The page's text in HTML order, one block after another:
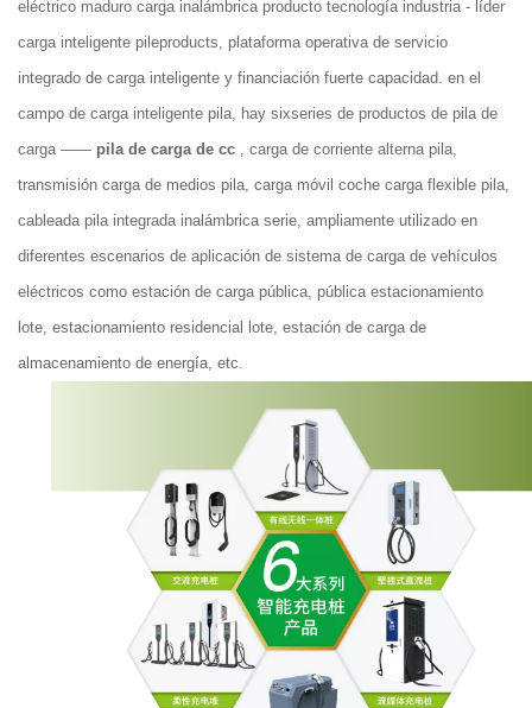
eléctrico maduro carga inalámbrica producto tecnología industria - líder
carga inteligente pileproducts, plataforma operativa de servicio
integrado de carga inteligente y financiación fuerte capacidad. en el
campo de carga inteligente pila, hay sixseries de productos de pila de
carga —— pila de carga de cc , carga de corriente alterna pila,
transmisión carga de medios pila, carga móvil coche carga flexible pila,
cableada pila integrada inalámbrica serie, ampliamente utilizado en
diferentes escenarios de aplicación de sistema de carga de vehículos
eléctricos como estación de carga pública, pública estacionamiento
lote, estacionamiento residencial lote, estación de carga de
almacenamiento de energía, etc.